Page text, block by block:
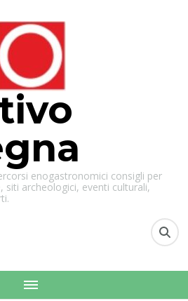
enogastronomici consigli per
siti archeologici, eventi culturali,